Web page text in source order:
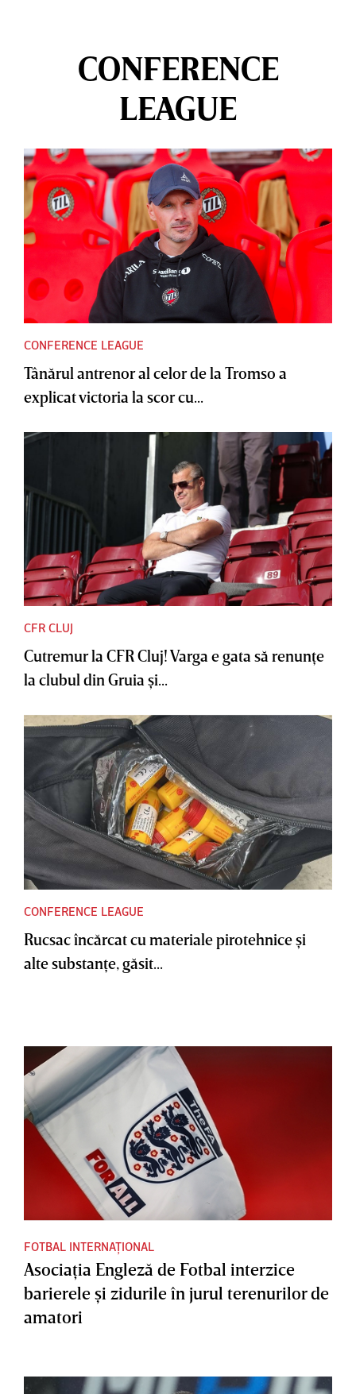
CONFERENCE
LEAGUE
CONFERENCE LEAGUE
Tânărul antrenor al celor de la Tromso a
explicat victoria la scor cu...
CFR CLUJ
Cutremur la CFR Cluj! Varga e gata să renunţe
la clubul din Gruia şi...
CONFERENCE LEAGUE
Rucsac încărcat cu materiale pirotehnice şi
alte substanţe, găsit...
FOTBAL INTERNAȚIONAL
Asociaţia Engleză de Fotbal interzice
barierele şi zidurile în jurul terenurilor de
amatori